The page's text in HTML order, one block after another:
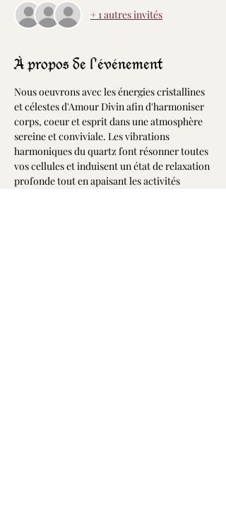
+ 1 autres invités
À propos de l'événement
Nous oeuvrons avec les énergies cristallines
et célestes d'Amour Divin afin d'harmoniser
corps, coeur et esprit dans une atmosphère
sereine et conviviale. Les vibrations
harmoniques du quartz font résonner toutes
vos cellules et induisent un état de relaxation
profonde tout en apaisant les activités